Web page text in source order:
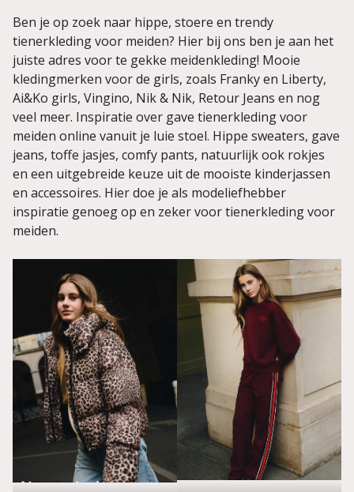
Ben je op zoek naar hippe, stoere en trendy
tienerkleding voor meiden? Hier bij ons ben je aan het
juiste adres voor te gekke meidenkleding! Mooie
kledingmerken voor de girls, zoals Franky en Liberty,
Ai&Ko girls, Vingino, Nik & Nik, Retour Jeans en nog
veel meer. Inspiratie over gave tienerkleding voor
meiden online vanuit je luie stoel. Hippe sweaters, gave
jeans, toffe jasjes, comfy pants, natuurlijk ook rokjes
en een uitgebreide keuze uit de mooiste kinderjassen
en accessoires. Hier doe je als modeliefhebber
inspiratie genoeg op en zeker voor tienerkleding voor
meiden.